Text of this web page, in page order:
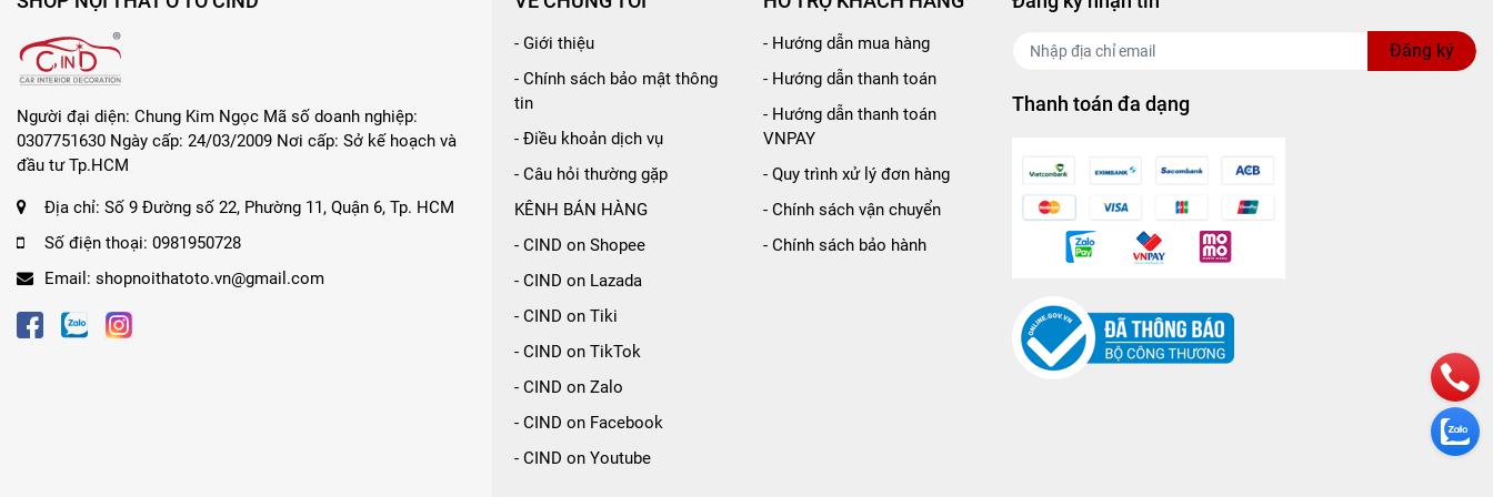
Bé được bảo vệ đúng chuẩn quốc tế, hạn chế tối đa chấn thương khi xảy ra va chạm.
🎀Bé ngủ ngon hơn khi đi xa, không bị rung lắc.
🎀Ba mẹ không phải bế tay, giảm mệt – tập trung lái xe an toàn hơn.
🎀Một ghế dùng nhiều năm, tiết kiệm chi phí thay đổi theo từng giai đoạn.
Tone hồng ngọt, dễ thương, tươi mới, phù hợp cả xe gia đình lẫn xe dịch vụ. Form ghế hiện đại, đường may sắc nét, tổng thể rất cao
cấp
Người đại diện: Chung Kim Ngọc Mã số doanh nghiệp:
0307751630 Ngày cấp: 24/03/2009 Nơi cấp: Sở kế hoạch và
đầu tư Tp.HCM
Địa chỉ: Số 9 Đường số 22, Phường 11, Quận 6, Tp. HCM
Số điện thoại: 0981950728
Email: shopnoithatoto.vn@gmail.com
- Giới thiệu
- Chính sách bảo mật thông
tin
- Điều khoản dịch vụ
- Câu hỏi thường gặp
KÊNH BÁN HÀNG
- CIND on Shopee
- CIND on Lazada
- CIND on Tiki
- CIND on TikTok
- CIND on Zalo
- CIND on Facebook
- CIND on Youtube
- Hướng dẫn mua hàng
- Hướng dẫn thanh toán
- Hướng dẫn thanh toán
VNPAY
- Quy trình xử lý đơn hàng
- Chính sách vận chuyển
- Chính sách bảo hành
Đăng ký
Thanh toán đa dạng